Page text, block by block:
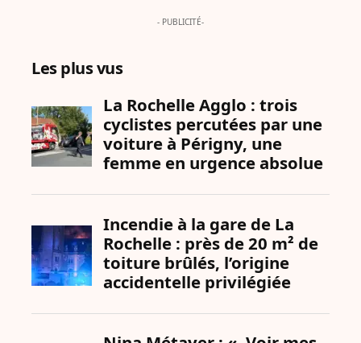
- PUBLICITÉ-
Les plus vus